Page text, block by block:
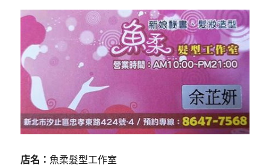
店名： 魚柔髮型工作室